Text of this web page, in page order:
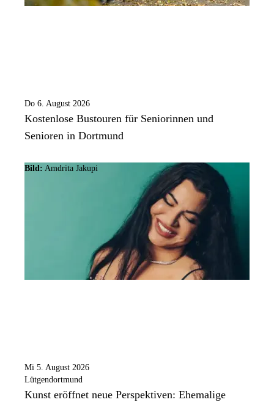
Do 6. August 2026
Kostenlose Bustouren für Seniorinnen und
Senioren in Dortmund
Bild: Amdrita Jakupi
Mi 5. August 2026
Lütgendortmund
Kunst eröffnet neue Perspektiven: Ehemalige